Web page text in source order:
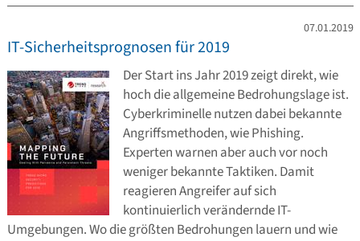
07.01.2019
IT-Sicherheitsprognosen für 2019
Der Start ins Jahr 2019 zeigt direkt, wie
hoch die allgemeine Bedrohungslage ist.
Cyberkriminelle nutzen dabei bekannte
Angriffsmethoden, wie Phishing.
Experten warnen aber auch vor noch
weniger bekannte Taktiken. Damit
reagieren Angreifer auf sich
kontinuierlich verändernde IT-
Umgebungen. Wo die größten Bedrohungen lauern und wie